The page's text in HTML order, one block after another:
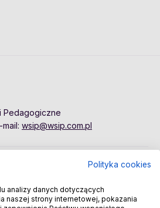
Pedagogiczne
mail: wsip@wsip.com.pl
Pierwsze kroki
Sklep
Polityka cookies
analizy danych dotyczących
naszej strony internetowej, pokazania